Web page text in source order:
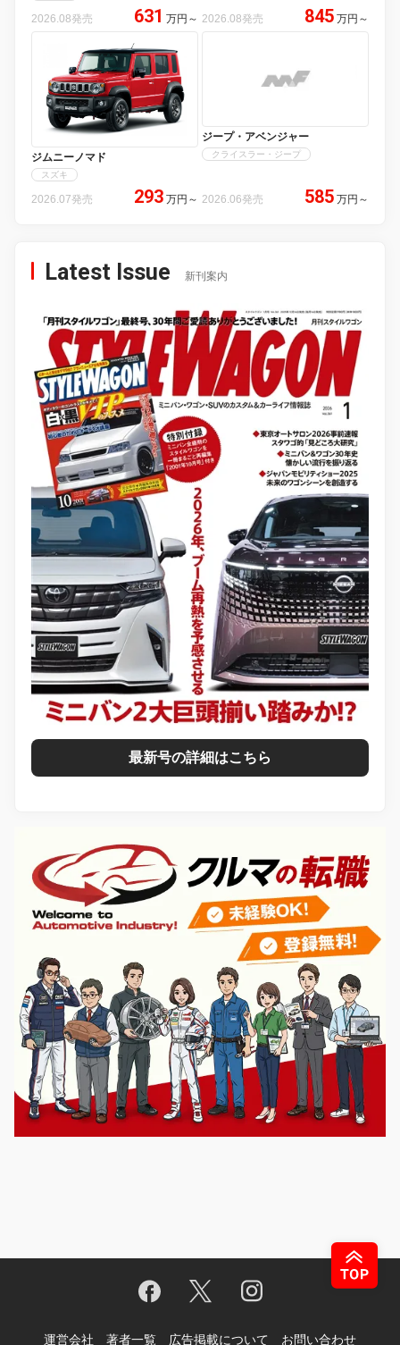
2026.08発売 631 万円 ～ 2026.08発売 845 万円 ～
ジムニーノマド
スズキ
2026.07発売 293 万円 ～
ジープ・アベンジャー
クライスラー・ジープ
2026.06発売 585 万円 ～
Latest Issue 新刊案内
最新号の詳細はこちら
運営会社 著者一覧 広告掲載について お問い合わせ